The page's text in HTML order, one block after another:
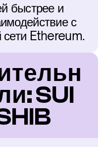
быстрее и
с
сети Ethereum.
SUI